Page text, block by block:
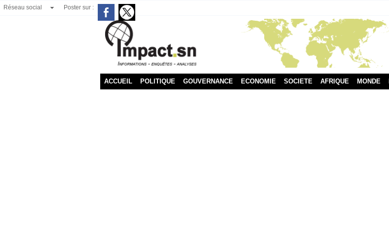
Réseau social Poster sur :
ACCUEIL POLITIQUE GOUVERNANCE ECONOMIE SOCIETE AFRIQUE MONDE